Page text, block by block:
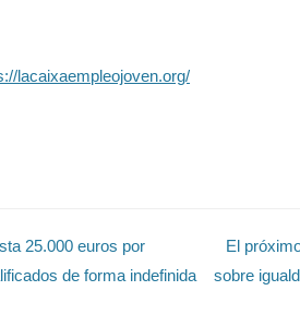
lacaixaempleojoven.org/
25.000 euros por
de forma indefinida
El
sobre